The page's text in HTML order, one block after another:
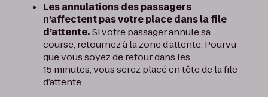
Les annulations des passagers
n’affectent pas votre place dans la file
d’attente.Si votre passager annule sa
course, retournez à la zone d’attente. Pourvu
que vous soyez de retour dans les
15 minutes, vous serez placé en tête de la file
d’attente.